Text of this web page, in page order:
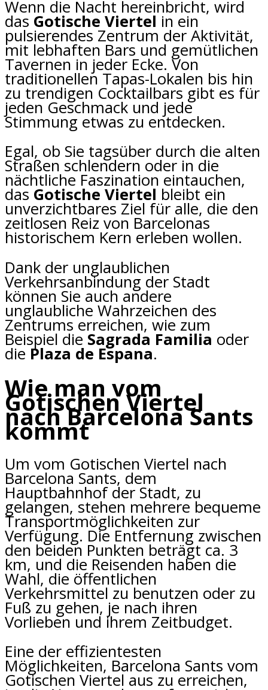
Wenn die Nacht hereinbricht, wird
das Gotische Viertel in ein
pulsierendes Zentrum der Aktivität,
mit lebhaften Bars und gemütlichen
Tavernen in jeder Ecke. Von
traditionellen Tapas-Lokalen bis hin
zu trendigen Cocktailbars gibt es für
jeden Geschmack und jede
Stimmung etwas zu entdecken.
Egal, ob Sie tagsüber durch die alten
Straßen schlendern oder in die
nächtliche Faszination eintauchen,
das Gotische Viertel bleibt ein
unverzichtbares Ziel für alle, die den
zeitlosen Reiz von Barcelonas
historischem Kern erleben wollen.
Dank der unglaublichen
Verkehrsanbindung der Stadt
können Sie auch andere
unglaubliche Wahrzeichen des
Zentrums erreichen, wie zum
Beispiel die Sagrada Familia oder
die Plaza de Espana.
Wie man vom
Gotischen Viertel
nach Barcelona Sants
kommt
Um vom Gotischen Viertel nach
Barcelona Sants, dem
Hauptbahnhof der Stadt, zu
gelangen, stehen mehrere bequeme
Transportmöglichkeiten zur
Verfügung. Die Entfernung zwischen
den beiden Punkten beträgt ca. 3
km, und die Reisenden haben die
Wahl, die öffentlichen
Verkehrsmittel zu benutzen oder zu
Fuß zu gehen, je nach ihren
Vorlieben und ihrem Zeitbudget.
Eine der effizientesten
Möglichkeiten, Barcelona Sants vom
Gotischen Viertel aus zu erreichen,